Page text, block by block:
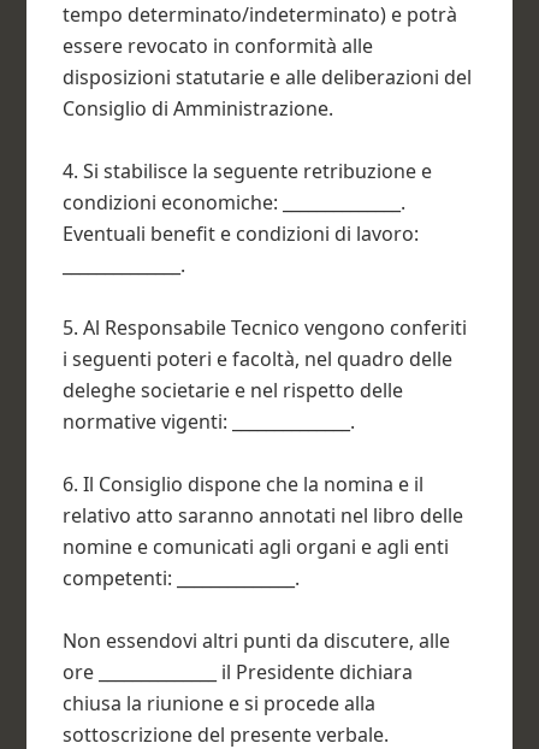
tempo determinato/indeterminato) e potrà
essere revocato in conformità alle
disposizioni statutarie e alle deliberazioni del
Consiglio di Amministrazione.
4. Si stabilisce la seguente retribuzione e
condizioni economiche: ______________.
Eventuali benefit e condizioni di lavoro:
______________.
5. Al Responsabile Tecnico vengono conferiti
i seguenti poteri e facoltà, nel quadro delle
deleghe societarie e nel rispetto delle
normative vigenti: ______________.
6. Il Consiglio dispone che la nomina e il
relativo atto saranno annotati nel libro delle
nomine e comunicati agli organi e agli enti
competenti: ______________.
Non essendovi altri punti da discutere, alle
ore ______________ il Presidente dichiara
chiusa la riunione e si procede alla
sottoscrizione del presente verbale.